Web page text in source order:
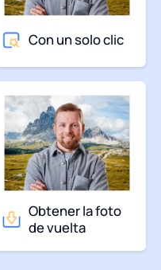
Con un solo clic
Obtener la foto
de vuelta